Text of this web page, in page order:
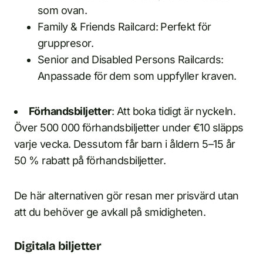
som ovan.
Family & Friends Railcard: Perfekt för
gruppresor.
Senior and Disabled Persons Railcards:
Anpassade för dem som uppfyller kraven.
Förhandsbiljetter: Att boka tidigt är nyckeln.
Över 500 000 förhandsbiljetter under €10 släpps
varje vecka. Dessutom får barn i åldern 5–15 år
50 % rabatt på förhandsbiljetter.
De här alternativen gör resan mer prisvärd utan
att du behöver ge avkall på smidigheten.
Digitala biljetter